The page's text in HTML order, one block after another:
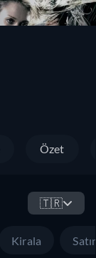
Özet
🇹🇷
Kirala